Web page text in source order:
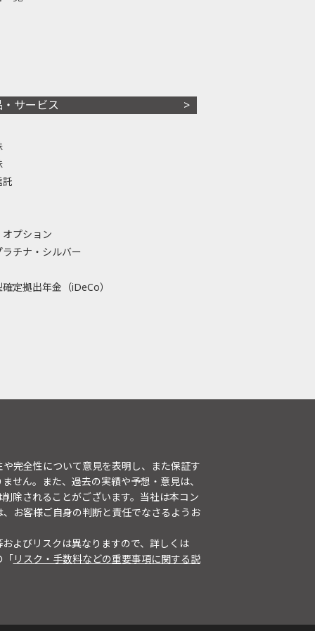
・サービス
託
プション
ラチナ・シルバー
定拠出年金（iDeCo）
完全性について意見を表明し、また保証す
せん。また、過去の実績や予想・意見は、
除されることがございます。当社は本コン
お客様ご自身の判断と責任でなさるようお
よびリスクは異なりますので、詳しくは
「リスク・手数料などの重要事項に関する説